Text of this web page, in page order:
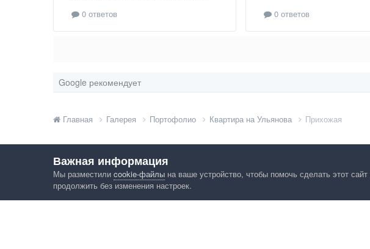
0 ответов
0 ответов
Google рекомендует
Главная Галерея Портофолио Квартира на Ульянова Прихожая
Язык Конфиденциальность
Важная информация
Мы разместили cookie-файлы на ваше устройство, чтобы помочь сделать этот
продолжить без изменения настроек.